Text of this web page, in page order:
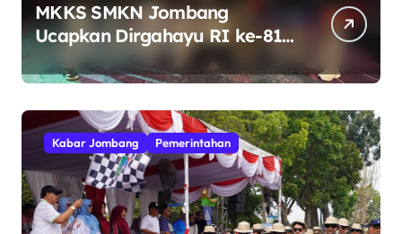
MKKS SMKN Jombang
Ucapkan Dirgahayu RI ke-81
Indonesia Berdaulat, Adil, dan
Makmur
Kabar Jombang Pemerintahan